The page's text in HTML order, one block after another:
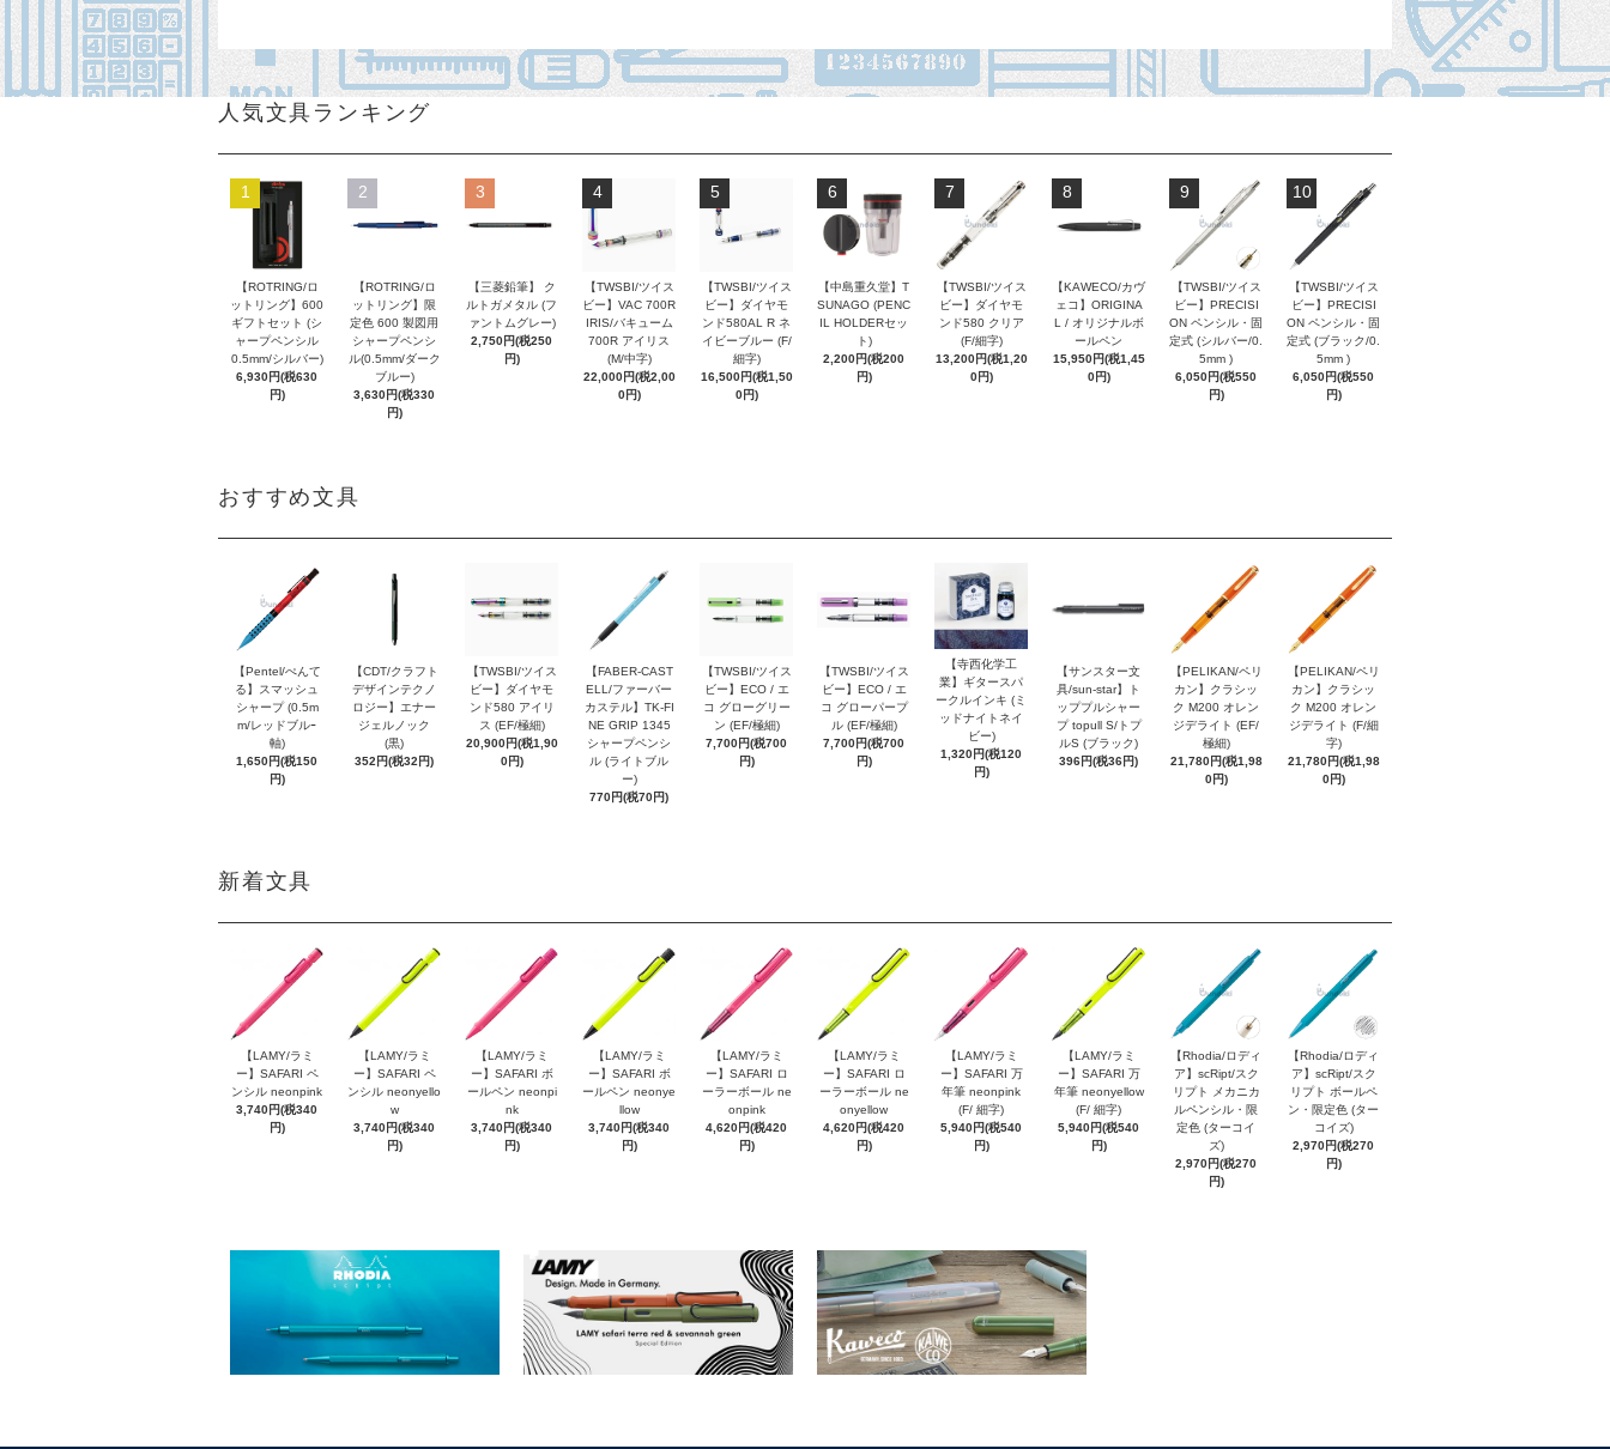
人気文具ランキング
1
【ROTRING/ロ
ットリング】600
ギフトセット (シ
ャープペンシル
0.5mm/シルバー)
6,930円(税630
円)
2
【ROTRING/ロ
ットリング】限
定色 600 製図用
シャープペンシ
ル(0.5mm/ダーク
ブルー)
3,630円(税330
円)
3
【三菱鉛筆】 ク
ルトガメタル (フ
ァントムグレー)
2,750円(税250
円)
4
【TWSBI/ツイス
ビー】VAC 700R
IRIS/バキューム
700R アイリス
(M/中字)
22,000円(税2,00
0円)
5
【TWSBI/ツイス
ビー】ダイヤモ
ンド580AL R ネ
イビーブルー (F/
細字)
16,500円(税1,50
0円)
6
【中島重久堂】T
SUNAGO (PENC
IL HOLDERセッ
ト)
2,200円(税200
円)
7
【TWSBI/ツイス
ビー】ダイヤモ
ンド580 クリア
(F/細字)
13,200円(税1,20
0円)
8
【KAWECO/カヴ
ェコ】ORIGINA
L / オリジナルボ
ールペン
15,950円(税1,45
0円)
9
【TWSBI/ツイス
ビー】PRECISI
ON ペンシル・固
定式 (シルバー/0.
5mm )
6,050円(税550
円)
10
【TWSBI/ツイス
ビー】PRECISI
ON ペンシル・固
定式 (ブラック/0.
5mm )
6,050円(税550
円)
おすすめ文具
【Pentel/ぺんて
る】スマッシュ
シャープ (0.5m
m/レッドブルｰ
軸)
1,650円(税150
円)
【CDT/クラフト
デザインテクノ
ロジー】エナー
ジェルノック
(黒)
352円(税32円)
【TWSBI/ツイス
ビー】ダイヤモ
ンド580 アイリ
ス (EF/極細)
20,900円(税1,90
0円)
【FABER-CAST
ELL/ファーバー
カステル】TK-FI
NE GRIP 1345
シャープペンシ
ル (ライトブル
ー)
770円(税70円)
【TWSBI/ツイス
ビー】ECO / エ
コ グローグリー
ン (EF/極細)
7,700円(税700
円)
【TWSBI/ツイス
ビー】ECO / エ
コ グローパープ
ル (EF/極細)
7,700円(税700
円)
【寺西化学工
業】ギタースパ
ークルインキ (ミ
ッドナイトネイ
ビー)
1,320円(税120
円)
【サンスター文
具/sun-star】ト
ッププルシャー
プ topull S/トプ
ルS (ブラック)
396円(税36円)
【PELIKAN/ペリ
カン】クラシッ
ク M200 オレン
ジデライト (EF/
極細)
21,780円(税1,98
0円)
【PELIKAN/ペリ
カン】クラシッ
ク M200 オレン
ジデライト (F/細
字)
21,780円(税1,98
0円)
新着文具
【LAMY/ラミ
ー】SAFARI ペ
ンシル neonpink
3,740円(税340
円)
【LAMY/ラミ
ー】SAFARI ペ
ンシル neonyello
w
3,740円(税340
円)
【LAMY/ラミ
ー】SAFARI ボ
ールペン neonpi
nk
3,740円(税340
円)
【LAMY/ラミ
ー】SAFARI ボ
ールペン neonye
llow
3,740円(税340
円)
【LAMY/ラミ
ー】SAFARI ロ
ーラーボール ne
onpink
4,620円(税420
円)
【LAMY/ラミ
ー】SAFARI ロ
ーラーボール ne
onyellow
4,620円(税420
円)
【LAMY/ラミ
ー】SAFARI 万
年筆 neonpink
(F/ 細字)
5,940円(税540
円)
【LAMY/ラミ
ー】SAFARI 万
年筆 neonyellow
(F/ 細字)
5,940円(税540
円)
【Rhodia/ロディ
ア】scRipt/スク
リプト メカニカ
ルペンシル・限
定色 (ターコイ
ズ)
2,970円(税270
円)
【Rhodia/ロディ
ア】scRipt/スク
リプト ボールペ
ン・限定色 (ター
コイズ)
2,970円(税270
円)